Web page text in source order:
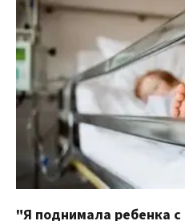
"Я поднимала ребенка